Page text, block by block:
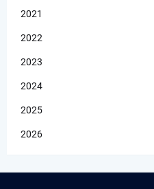
2021
2022
2023
2024
2025
2026